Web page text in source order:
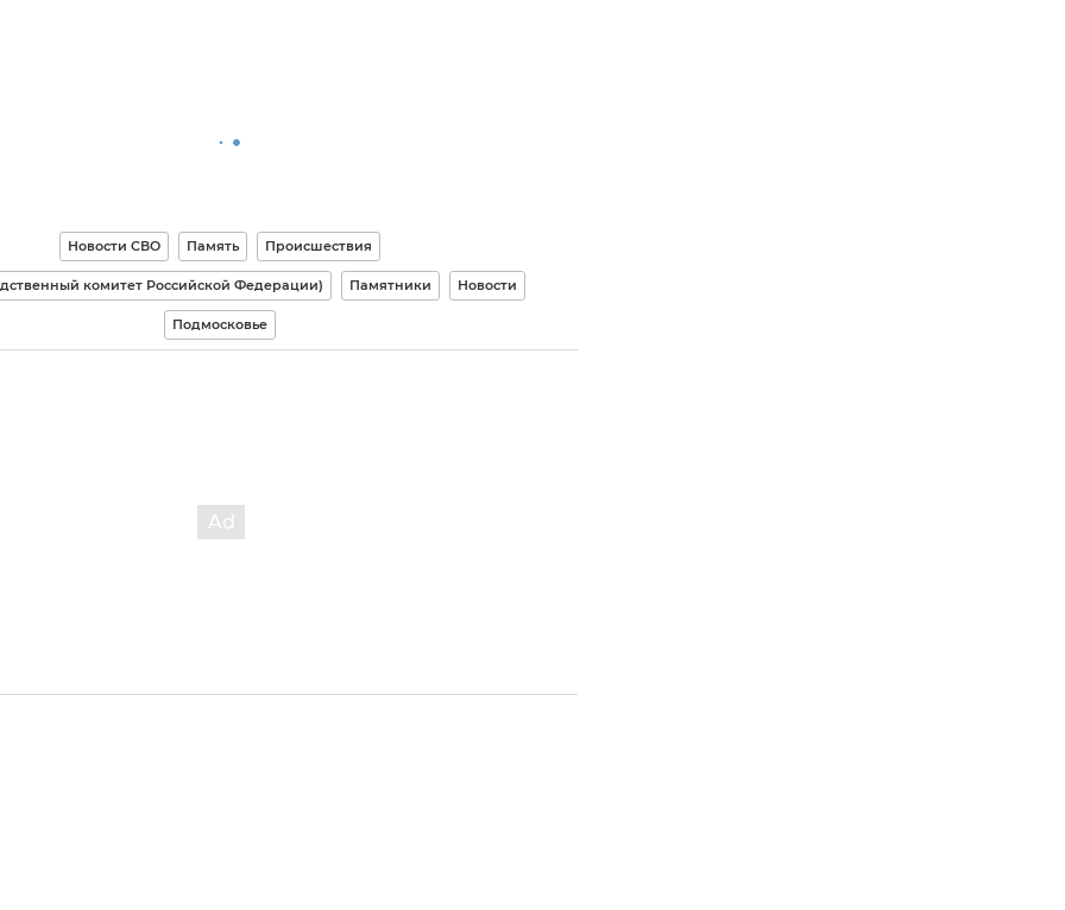
Новости СВО Память Происшествия
комитет Российской Федерации) Памятники Новости
Подмосковье